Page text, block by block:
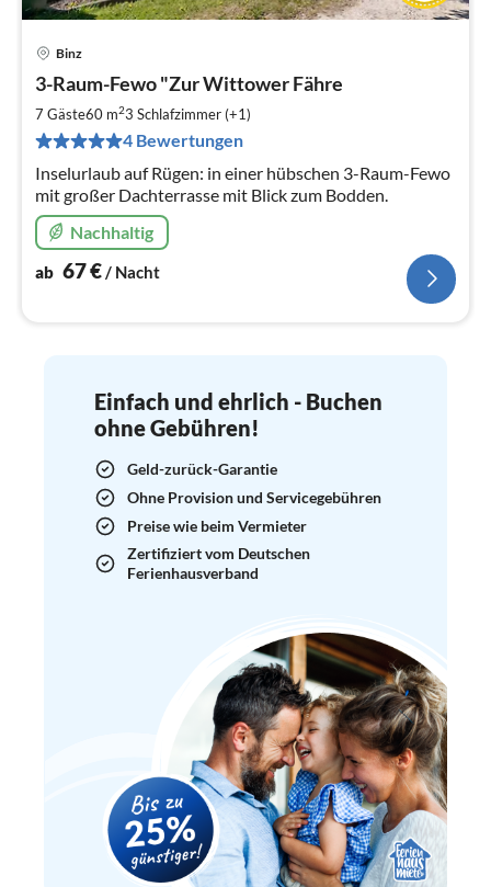
Binz
3-Raum-Fewo "Zur Wittower Fähre
7 Gäste60 m23 Schlafzimmer (+1)
4 Bewertungen
Inselurlaub auf Rügen: in einer hübschen 3-Raum-Fewo
mit großer Dachterrasse mit Blick zum Bodden.
Nachhaltig
ab 67€/ Nacht
Einfach und ehrlich - Buchen
ohne Gebühren!
Geld-zurück-Garantie
Ohne Provision und Servicegebühren
Preise wie beim Vermieter
Zertifiziert vom Deutschen
Ferienhausverband